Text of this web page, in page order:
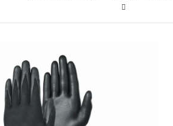
Accessoires pour scies de jardin / sécateurs